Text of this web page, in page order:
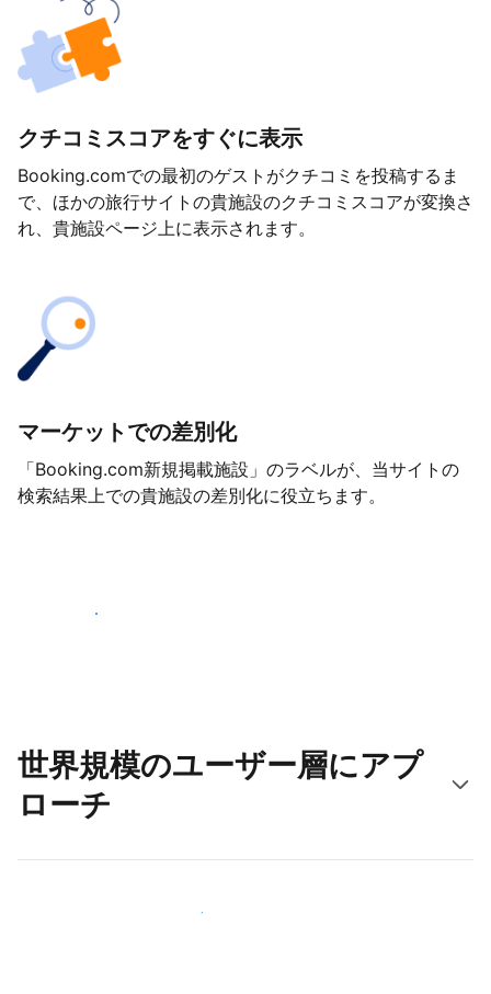
クチコミスコアをすぐに表示
Booking.comでの最初のゲストがクチコミを投稿するま
で、ほかの旅行サイトの貴施設のクチコミスコアが変換さ
れ、貴施設ページ上に表示されます。
マーケットでの差別化
「Booking.com新規掲載施設」のラベルが、当サイトの
検索結果上での貴施設の差別化に役立ちます。
さっそく始める
世界規模のユーザー層にアプ
ローチ
新しいユーザー層に今すぐアプローチする